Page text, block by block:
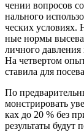
че­нии вопро­сов
наль­но­го
че­ских усло­ви­ях.
ные нор­мы высе­ва
лич­но­го
На чет­вер­том
ста­ви­ла для
По
мон­стри­ро­вать
ках до 20 % без
резуль­та­ты будут